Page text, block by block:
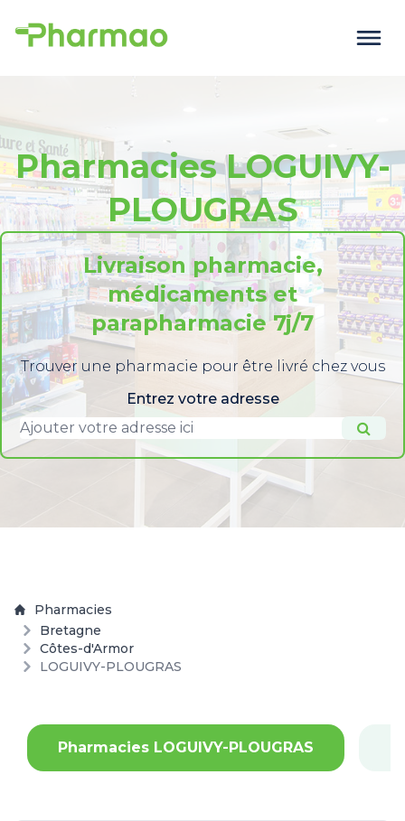
Pharmacies LOGUIVY-
PLOUGRAS
Livraison pharmacie,
médicaments et
parapharmacie 7j/7
Trouver une pharmacie pour être livré chez vous
Entrez votre adresse
Pharmacies
Bretagne
Côtes-d'Armor
LOGUIVY-PLOUGRAS
Pharmacies LOGUIVY-PLOUGRAS